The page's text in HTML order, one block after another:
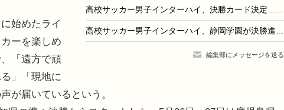
高校サッカー男子インターハイ、決勝カード決定…静岡学園と近大附属が初Vへ
高校サッカー男子インターハイ、静岡学園が決勝進出…残る1枠は午後決定
編集部にメッセージを送る
始めたライ
ーを楽しめ
「遠方で頑
」「現地に
が届いているという。